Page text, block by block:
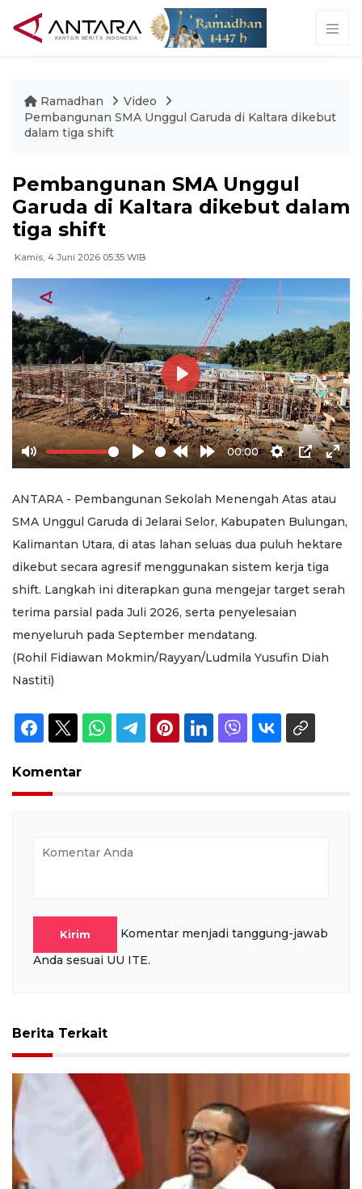
Ramadhan
Video
Pembangunan SMA Unggul Garuda di Kaltara dikebut
dalam tiga shift
Pembangunan SMA Unggul
Garuda di Kaltara dikebut dalam
tiga shift
Kamis, 4 Juni 2026 05:35 WIB
Mute Play
Rewind
10s
Forward
10s
00:00
Settings
PIP
Play
ANTARA - Pembangunan Sekolah Menengah Atas atau
SMA Unggul Garuda di Jelarai Selor, Kabupaten Bulungan,
Kalimantan Utara, di atas lahan seluas dua puluh hektare
dikebut secara agresif menggunakan sistem kerja tiga
shift. Langkah ini diterapkan guna mengejar target serah
terima parsial pada Juli 2026, serta penyelesaian
menyeluruh pada September mendatang.
(Rohil Fidiawan Mokmin/Rayyan/Ludmila Yusufin Diah
Nastiti)
Komentar
Kirim
Komentar menjadi tanggung-jawab
Anda sesuai UU ITE.
Berita Terkait